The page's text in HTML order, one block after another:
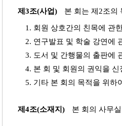
제3조(사업) 본 회는 제2조의
1. 회원 상호간의 친목에 관
2. 연구발표 및 학술 강연에
3. 도서 및 간행물의 출판에
4. 본 회 및 회원의 권익을
5. 기타 본 회의 목적을 위하
제4조(소재지) 본 회의 사무